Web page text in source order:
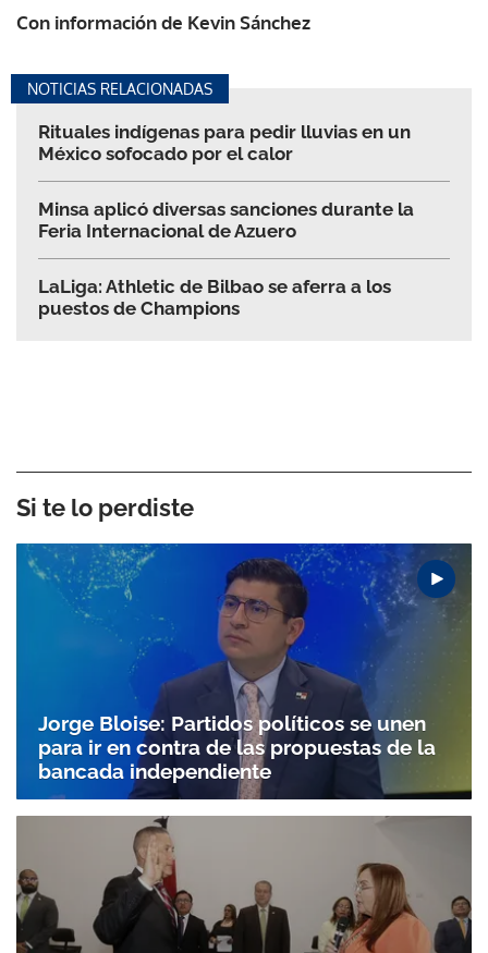
Con información de Kevin Sánchez
NOTICIAS RELACIONADAS
Rituales indígenas para pedir lluvias en un
México sofocado por el calor
Minsa aplicó diversas sanciones durante la
Feria Internacional de Azuero
LaLiga: Athletic de Bilbao se aferra a los
puestos de Champions
Si te lo perdiste
Jorge Bloise: Partidos políticos se unen
para ir en contra de las propuestas de la
bancada independiente